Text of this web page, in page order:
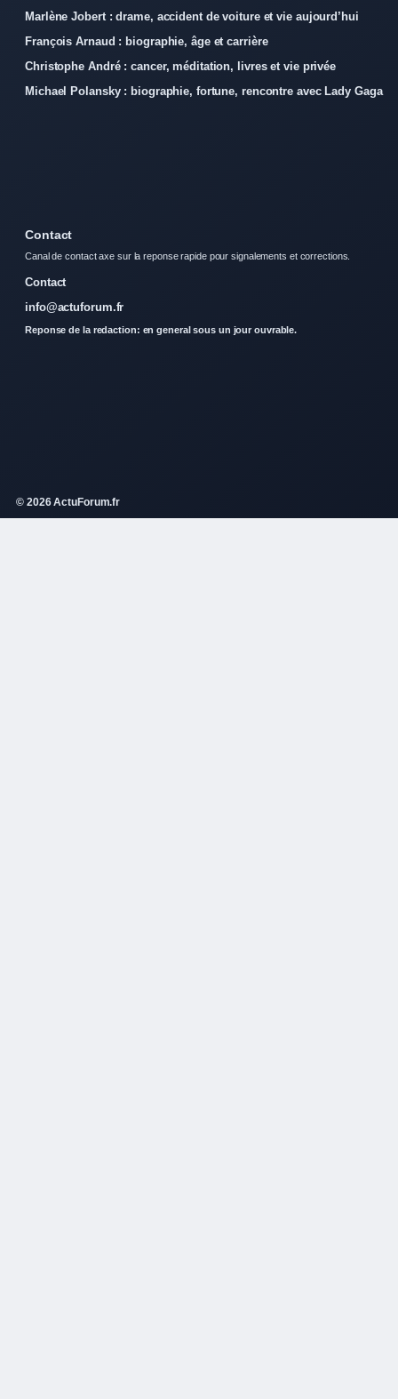
Marlène Jobert : drame, accident de voiture et vie aujourd’hui
François Arnaud : biographie, âge et carrière
Christophe André : cancer, méditation, livres et vie privée
Michael Polansky : biographie, fortune, rencontre avec Lady Gaga
Contact
Canal de contact axe sur la reponse rapide pour signalements et corrections.
Contact
info@actuforum.fr
Reponse de la redaction: en general sous un jour ouvrable.
© 2026 ActuForum.fr